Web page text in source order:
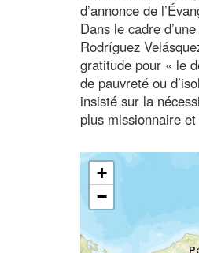
d’annonce de
Dans le cadre
Rodríguez
gratitude pour « le
de pauvreté ou
insisté sur la
plus missionnaire
+
−